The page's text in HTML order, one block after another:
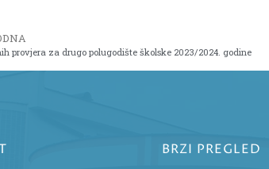
provjera za drugo polugodište školske 2023/2024. godine
BRZI PREGLED